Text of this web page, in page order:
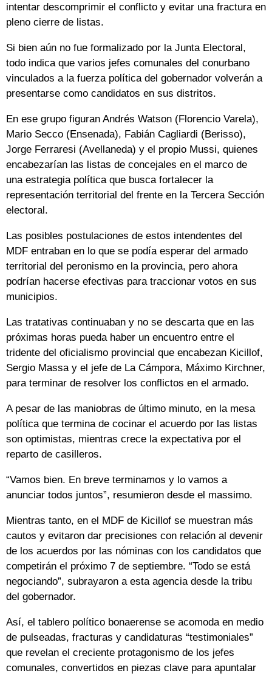
intentar descomprimir el conflicto y evitar una fractura en
pleno cierre de listas.
Si bien aún no fue formalizado por la Junta Electoral,
todo indica que varios jefes comunales del conurbano
vinculados a la fuerza política del gobernador volverán a
presentarse como candidatos en sus distritos.
En ese grupo figuran Andrés Watson (Florencio Varela),
Mario Secco (Ensenada), Fabián Cagliardi (Berisso),
Jorge Ferraresi (Avellaneda) y el propio Mussi, quienes
encabezarían las listas de concejales en el marco de
una estrategia política que busca fortalecer la
representación territorial del frente en la Tercera Sección
electoral.
Las posibles postulaciones de estos intendentes del
MDF entraban en lo que se podía esperar del armado
territorial del peronismo en la provincia, pero ahora
podrían hacerse efectivas para traccionar votos en sus
municipios.
Las tratativas continuaban y no se descarta que en las
próximas horas pueda haber un encuentro entre el
tridente del oficialismo provincial que encabezan Kicillof,
Sergio Massa y el jefe de La Cámpora, Máximo Kirchner,
para terminar de resolver los conflictos en el armado.
A pesar de las maniobras de último minuto, en la mesa
política que termina de cocinar el acuerdo por las listas
son optimistas, mientras crece la expectativa por el
reparto de casilleros.
“Vamos bien. En breve terminamos y lo vamos a
anunciar todos juntos”, resumieron desde el massimo.
Mientras tanto, en el MDF de Kicillof se muestran más
cautos y evitaron dar precisiones con relación al devenir
de los acuerdos por las nóminas con los candidatos que
competirán el próximo 7 de septiembre. “Todo se está
negociando”, subrayaron a esta agencia desde la tribu
del gobernador.
Así, el tablero político bonaerense se acomoda en medio
de pulseadas, fracturas y candidaturas “testimoniales”
que revelan el creciente protagonismo de los jefes
comunales, convertidos en piezas clave para apuntalar